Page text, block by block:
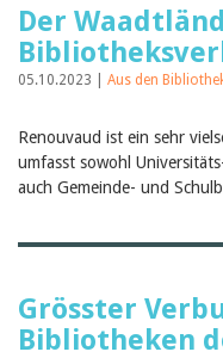
Der
05.10.2023 | Aus den
Renouvaud ist ein sehr
umfasst sowohl
auch Gemeinde- und
Grösster
Bibliotheken